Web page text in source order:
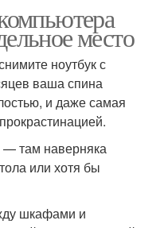
место
ноутбук с
ваша спина
и даже самая
— там наверняка
или хотя бы
шкафами и